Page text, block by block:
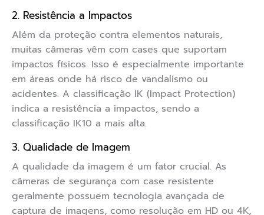
2. Resistência a Impactos
Além da proteção contra elementos naturais,
muitas câmeras vêm com cases que suportam
impactos físicos. Isso é especialmente importante
em áreas onde há risco de vandalismo ou
acidentes. A classificação IK (Impact Protection)
indica a resistência a impactos, sendo a
classificação IK10 a mais alta.
3. Qualidade de Imagem
A qualidade da imagem é um fator crucial. As
câmeras de segurança com case resistente
geralmente possuem tecnologia avançada de
captura de imagens, como resolução em HD ou 4K,